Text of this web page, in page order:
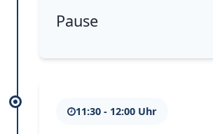
Pause
11:30 - 12:00 Uhr